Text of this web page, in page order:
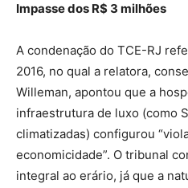
Impasse dos R$ 3 milhões
A condenação do TCE-RJ
2016, no qual a relatora,
Willeman, apontou que a
infraestrutura de luxo (como
climatizadas) configurou
economicidade”. O tribunal
integral ao erário, já que a